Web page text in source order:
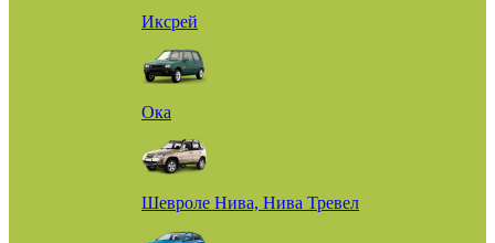
Иксрей
Ока
Шевроле Нива, Нива Тревел